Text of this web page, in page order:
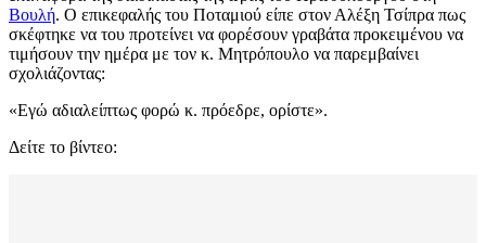
Βουλή. Ο επικεφαλής του Ποταμιού είπε στον Αλέξη Τσίπρα πως
σκέφτηκε να του προτείνει να φορέσουν γραβάτα προκειμένου να
τιμήσουν την ημέρα με τον κ. Μητρόπουλο να παρεμβαίνει
σχολιάζοντας:
«Εγώ αδιαλείπτως φορώ κ. πρόεδρε, ορίστε».
Δείτε το βίντεο: